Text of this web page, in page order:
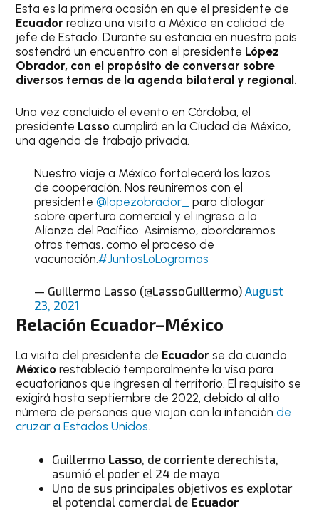
Esta es la primera ocasión en que el presidente de
Ecuadorrealiza una visita a México en calidad de
jefe de Estado. Durante su estancia en nuestro país
sostendrá un encuentro con el presidente López
Obrador, con el propósito de conversar sobre
diversos temas de la agenda bilateral y regional.
Una vez concluido el evento en Córdoba, el
presidente Lassocumplirá en la Ciudad de México,
una agenda de trabajo privada.
Nuestro viaje a México fortalecerá los lazos
de cooperación. Nos reuniremos con el
presidente @lopezobrador_
para dialogar
sobre apertura comercial y el ingreso a la
Alianza del Pacífico. Asimismo, abordaremos
otros temas, como el proceso de
vacunación.#JuntosLoLogramos
— Guillermo Lasso (@LassoGuillermo) August
23, 2021
Relación Ecuador–México
La visita del presidente de Ecuador se da cuando
México restableció temporalmente la visa para
ecuatorianos que ingresen al territorio. El requisito se
exigirá hasta septiembre de 2022, debido al alto
número de personas que viajan con la intenciónde
cruzar a Estados Unidos.
Guillermo Lasso , de corriente derechista,
asumió el poder el 24 de mayo
Uno de sus principales objetivos es explotar
el potencial comercial de Ecuador